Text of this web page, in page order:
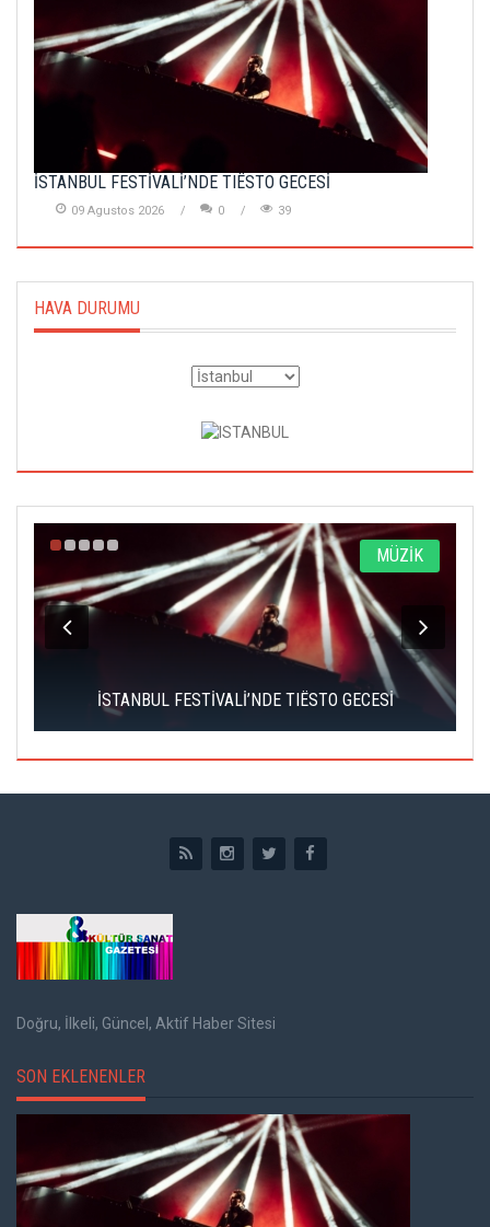
İSTANBUL FESTİVALİ’NDE TIËSTO GECESİ
09 Agustos 2026 0 39
HAVA DURUMU
MÜZİK
İSTANBUL FESTİVALİ’NDE TIËSTO GECESİ
Doğru, İlkeli, Güncel, Aktif Haber Sitesi
SON EKLENENLER